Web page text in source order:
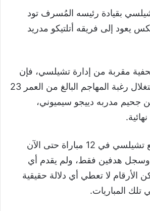
بقيادة رئيسه المُسرف تود
يعود إلى فريقه أتلتيكو مدريد
مقربة من إدارة تشيلسي، فإن
بولي يطمح في استغلال رغبة المهاجم البالغ من العمر 23
جحيم مدربه دييجو سيميوني،
وشارك فيليكس مع تشيلسي في 12 مباراة حتى الآن
وسجل هدفين فقط، ولم يقدم أي
الأرقام لا تعطي أي دلالة حقيقية
تلك المباريات.